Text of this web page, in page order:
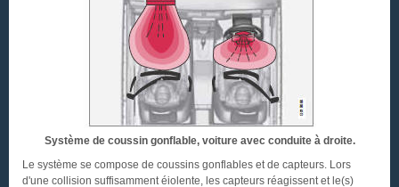
Système de coussin gonflable, voiture avec conduite à droite.
Le système se compose de coussins gonflables et de capteurs. Lors
d'une collision suffisamment éiolente, les capteurs réagissent et le(s)